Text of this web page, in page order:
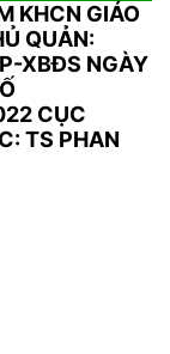
KHCN GIÁO
QUẢN:
XBĐS NGÀY
CỤC
TS PHAN